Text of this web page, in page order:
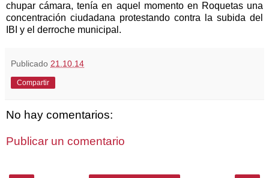
chupar cámara, tenía en aquel momento en Roquetas una
concentración ciudadana protestando contra la subida del
IBI y el derroche municipal.
Publicado 21.10.14
Compartir
No hay comentarios:
Publicar un comentario